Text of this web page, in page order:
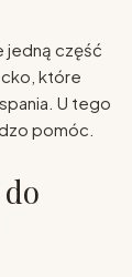
jedną część
które
U tego
pomóc.